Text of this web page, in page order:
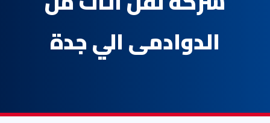
الدوادمى الي جدة